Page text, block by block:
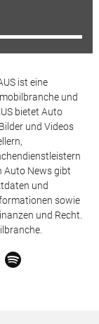
ist eine
und
bietet Auto
und Videos
Auto News gibt
und
sowie
und Recht.